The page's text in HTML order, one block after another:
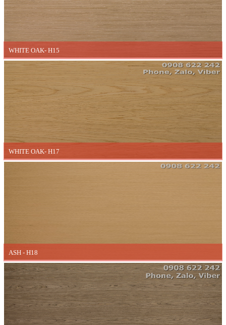
WHITE OAK- H15
WHITE OAK- H17
ASH - H18